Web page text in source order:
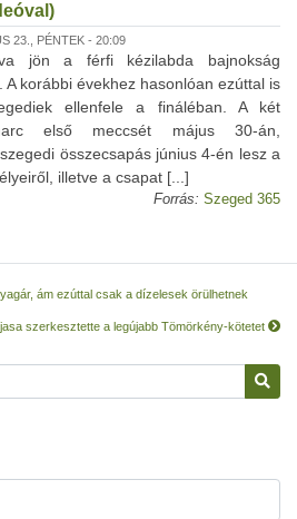
23., PÉNTEK - 20:09
jön a férfi kézilabda bajnokság
korábbi évekhez hasonlóan ezúttal is
ellenfele a fináléban. A két
első meccsét május 30-án,
összecsapás június 4-én lesz a
illetve a csapat [...]
Forrás: Szeged 365
ám ezúttal csak a dízelesek örülhetnek
szerkesztette a legújabb Tömörkény-kötetet